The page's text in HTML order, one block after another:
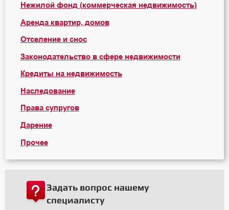
Нежилой фонд (коммерческая недвижимость)
Аренда квартир, домов
Отселение и снос
Законодательство в сфере недвижимости
Кредиты на недвижимость
Наследование
Права супругов
Дарение
Прочее
Задать вопрос нашему
специалисту